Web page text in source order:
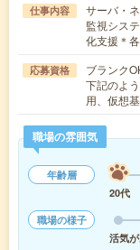
仕事内容
サーバ・
監視シス
化支援＊
応募資格
ブランク
下記のよ
用、仮想
職場の雰囲気
年齢層
20代
職場の様子
活気